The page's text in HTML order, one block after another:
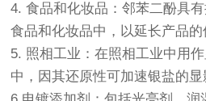
4. 食品和化妆品：邻苯二酚具
食品和化妆品中，以延长产品的
5. 照相工业：在照相工业中用
中，因其还原性可加速银盐的显